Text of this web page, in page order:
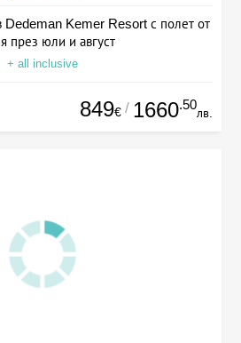
Dedeman Kemer Resort с полет от
през юли и август
+ all inclusive
849€ / 1660.50
лв.